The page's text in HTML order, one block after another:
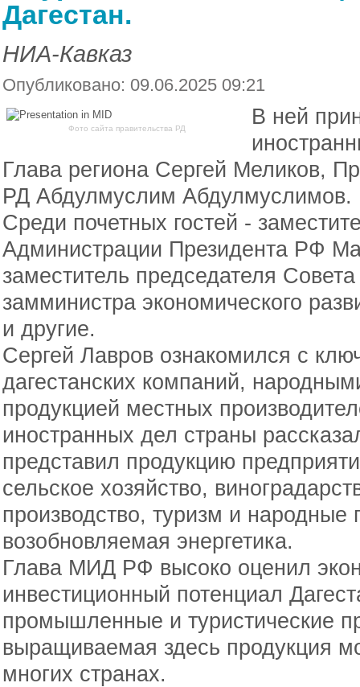
Дагестан.
НИА-Кавказ
Опубликовано: 09.06.2025 09:21
Фото сайта правительства РД
В ней
Глава региона Сергей Меликов,
РД Абдулмуслим Абдулмуслимов.
Среди почетных гостей -
Администрации Президента РФ
заместитель председателя
замминистра экономического
и другие.
Сергей Лавров ознакомился с
дагестанских компаний,
продукцией местных
иностранных дел страны
представил продукцию
сельское хозяйство,
производство, туризм и
возобновляемая энергетика.
Глава МИД РФ высоко оценил
инвестиционный потенциал
промышленные и туристические
выращиваемая здесь продукция
многих странах.